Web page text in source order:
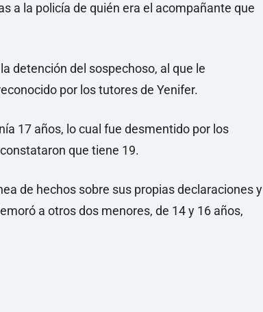
a la policía de quién era el acompañante que
detención del sospechoso, al que le
por los tutores de Yenifer.
17 años, lo cual fue desmentido por los
que tiene 19.
de hechos sobre sus propias declaraciones y
a otros dos menores, de 14 y 16 años,